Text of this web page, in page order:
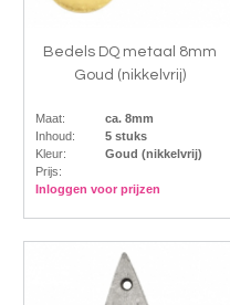
Bedels DQ metaal 8mm
Goud (nikkelvrij)
Maat:
ca. 8mm
Inhoud:
5 stuks
Kleur:
Goud (nikkelvrij)
Prijs:
Inloggen voor prijzen